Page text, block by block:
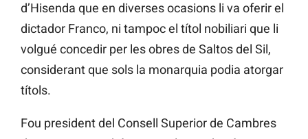
d’Hisenda que en diverses ocasions li va oferir el
dictador Franco, ni tampoc el títol nobiliari que li
volgué concedir per les obres de Saltos del Sil,
considerant que sols la monarquia podia atorgar
títols.
Fou president del Consell Superior de Cambres